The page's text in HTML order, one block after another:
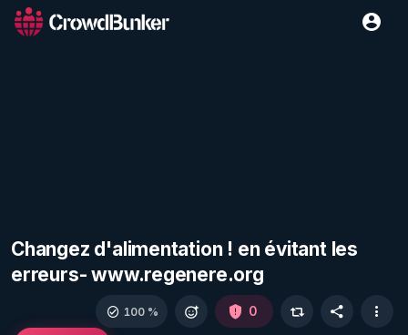
Changez d'alimentation ! en évitant les
erreurs- www.regenere.org
100 % 0